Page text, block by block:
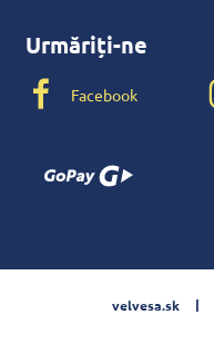
Urmăriți-ne
Facebook
velvesa.sk